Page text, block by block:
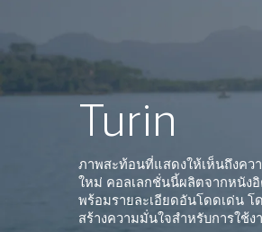
Turin
ภาพสะท้อนที่แสดงให้เห็นถึงคว
ใหม่ คอลเลกชั่นนี้ผลิตจากหนังอิ
พร้อมรายละเอียดอันโดดเด่น
สร้างความมั่นใจสำหรับการใช้ง